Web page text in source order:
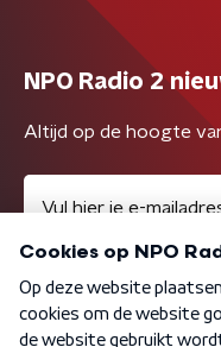
NPO Radio 2
Altijd op de hoogte